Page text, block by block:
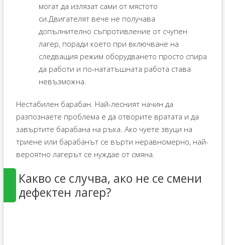
могат да излязат сами от мястото
си.Двигателят вече не получава
допълнително съпротивление от счупен
лагер, поради което при включване на
следващия режим оборудването просто спира
да работи и по-нататъшната работа става
невъзможна.
Нестабилен барабан. Най-лесният начин да
разпознаете проблема е да отворите вратата и да
завъртите барабана на ръка. Ако чуете звуци на
триене или барабанът се върти неравномерно, най-
вероятно лагерът се нуждае от смяна.
Какво се случва, ако не се смени
дефектен лагер?